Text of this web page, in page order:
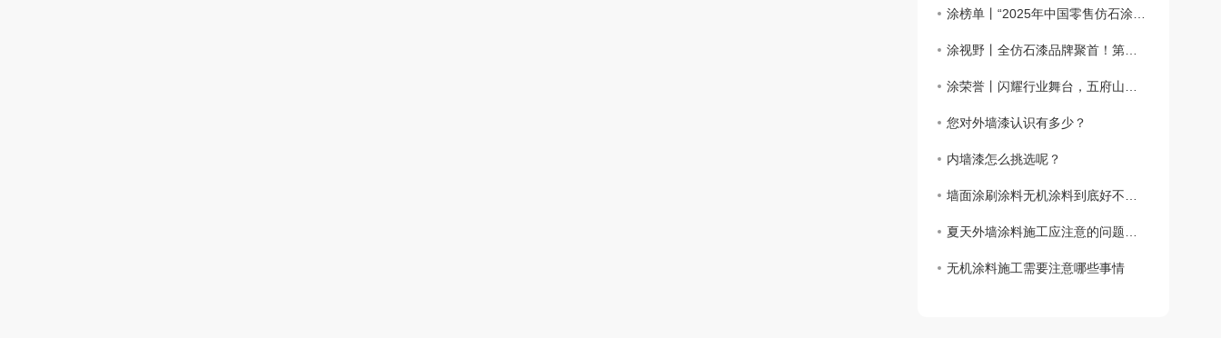
涂榜单丨“2025年中国零售仿石涂料北方30强”榜单出炉
涂视野丨全仿石漆品牌聚首！第二届仿石涂料新质赋能峰会有何魅力？
涂荣誉丨闪耀行业舞台，五府山揽获仿石涂料“北方30强”殊荣
您对外墙漆认识有多少？
内墙漆怎么挑选呢？
墙面涂刷涂料无机涂料到底好不好？
夏天外墙涂料施工应注意的问题都要哪些呢？
无机涂料施工需要注意哪些事情